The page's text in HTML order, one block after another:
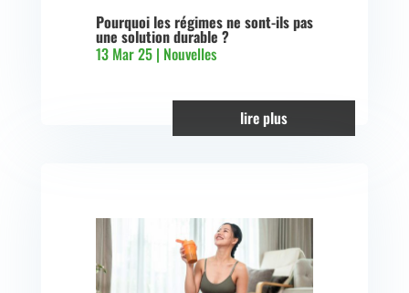
Pourquoi les régimes ne sont-ils pas
une solution durable ?
13 Mar 25| Nouvelles
lire plus